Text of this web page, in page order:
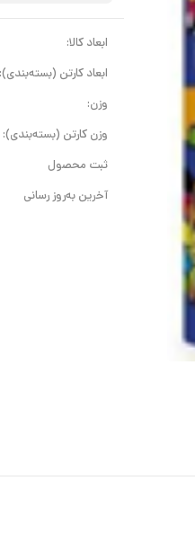
ابعاد کالا:
ابعاد کارتن (بسته‌بندی):
وزن:
وزن کارتن (بسته‌بندی):
ثبت محصول
آخرین به‌روز رسانی